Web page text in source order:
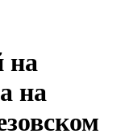
на
на